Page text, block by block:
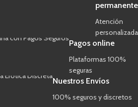
permanente
Atención
personalizada
Pagos online
Plataformas 100%
seguras
Nuestros Envíos
100% seguros y discretos